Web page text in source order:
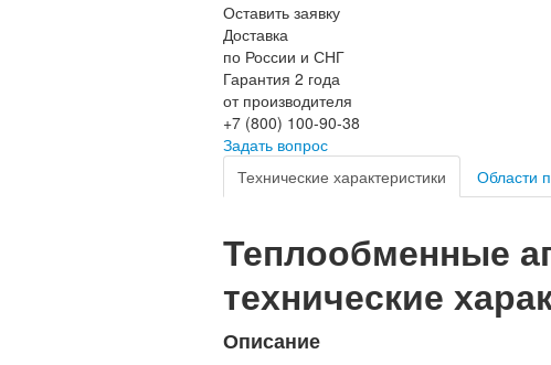
Оставить заявку
Доставка
по России и СНГ
Гарантия 2 года
от производителя
+7 (800) 100-90-38
Задать вопрос
Технические характеристики
Области
Теплообменные
технические
Описание